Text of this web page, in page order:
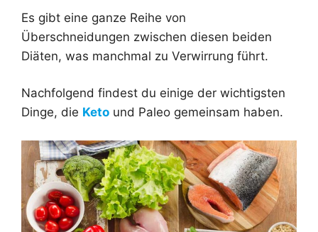
Es gibt eine ganze Reihe von
Überschneidungen zwischen diesen beiden
Diäten, was manchmal zu Verwirrung führt.
Nachfolgend findest du einige der wichtigsten
Dinge, die Keto und Paleo gemeinsam haben.